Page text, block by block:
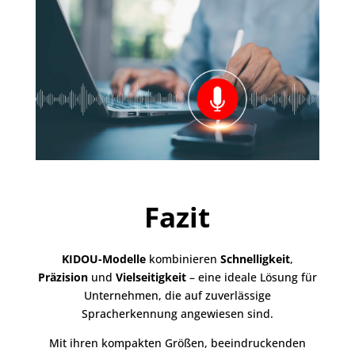
Fazit
KIDOU-Modellekombinieren Schnelligkeit,
Präzisionund Vielseitigkeit– eine ideale Lösung für
Unternehmen, die aufzuverlässige
Spracherkennungangewiesen sind.
Mit ihren kompakten Größen, beeindruckenden